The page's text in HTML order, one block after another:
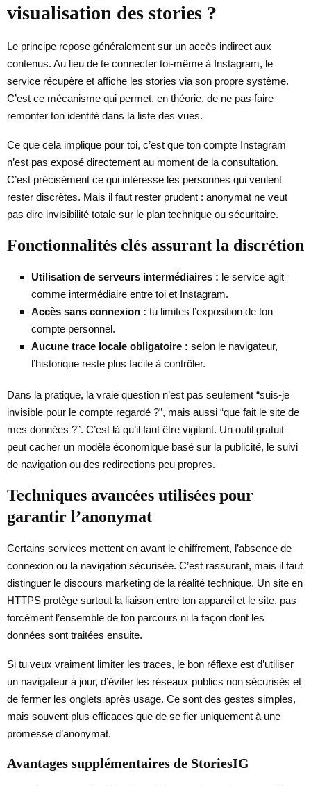
visualisation des stories ?
Le principe repose généralement sur un accès indirect aux
contenus. Au lieu de te connecter toi-même à Instagram, le
service récupère et affiche les stories via son propre système.
C’est ce mécanisme qui permet, en théorie, de ne pas faire
remonter ton identité dans la liste des vues.
Ce que cela implique pour toi, c’est que ton compte Instagram
n’est pas exposé directement au moment de la consultation.
C’est précisément ce qui intéresse les personnes qui veulent
rester discrètes. Mais il faut rester prudent : anonymat ne veut
pas dire invisibilité totale sur le plan technique ou sécuritaire.
Fonctionnalités clés assurant la discrétion
Utilisation de serveurs intermédiaires : le service agit
comme intermédiaire entre toi et Instagram.
Accès sans connexion : tu limites l’exposition de ton
compte personnel.
Aucune trace locale obligatoire : selon le navigateur,
l’historique reste plus facile à contrôler.
Dans la pratique, la vraie question n’est pas seulement “suis-je
invisible pour le compte regardé ?”, mais aussi “que fait le site de
mes données ?”. C’est là qu’il faut être vigilant. Un outil gratuit
peut cacher un modèle économique basé sur la publicité, le suivi
de navigation ou des redirections peu propres.
Techniques avancées utilisées pour
garantir l’anonymat
Certains services mettent en avant le chiffrement, l’absence de
connexion ou la navigation sécurisée. C’est rassurant, mais il faut
distinguer le discours marketing de la réalité technique. Un site en
HTTPS protège surtout la liaison entre ton appareil et le site, pas
forcément l’ensemble de ton parcours ni la façon dont les
données sont traitées ensuite.
Si tu veux vraiment limiter les traces, le bon réflexe est d’utiliser
un navigateur à jour, d’éviter les réseaux publics non sécurisés et
de fermer les onglets après usage. Ce sont des gestes simples,
mais souvent plus efficaces que de se fier uniquement à une
promesse d’anonymat.
Avantages supplémentaires de StoriesIG